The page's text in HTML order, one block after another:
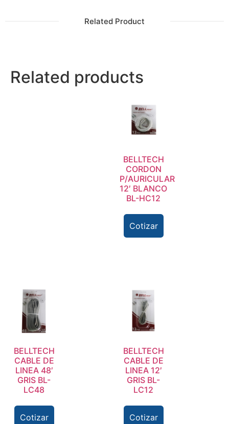
Related Product
Related products
BELLTECH
CORDON
P/AURICULAR
12′ BLANCO
BL-HC12
Cotizar
BELLTECH
CABLE DE
LINEA 48′
GRIS BL-
LC48
Cotizar
BELLTECH
CABLE DE
LINEA 12′
GRIS BL-
LC12
Cotizar